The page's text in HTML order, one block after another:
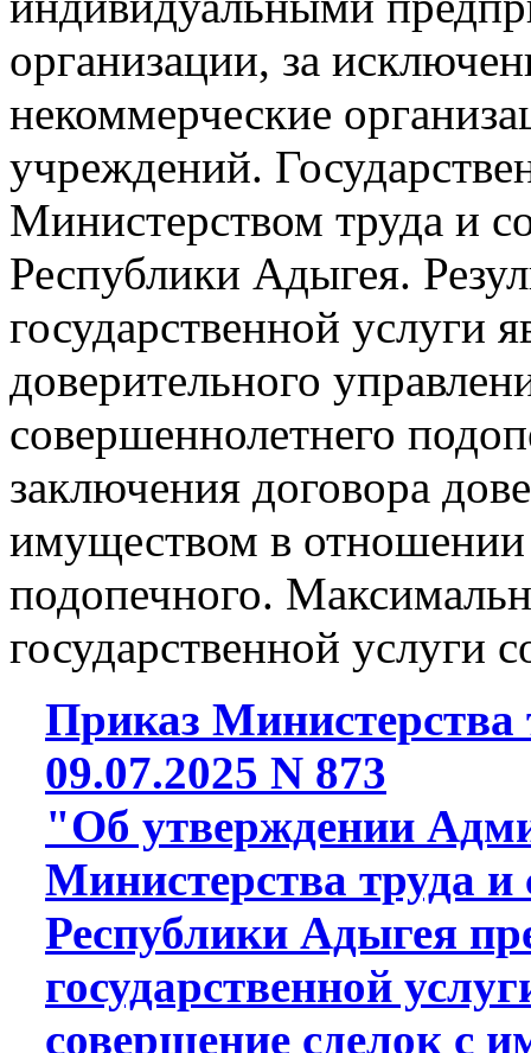
организации, за
некоммерческие
учреждений.
Министерством труда и
Республики Адыгея.
государственной услуги
доверительного
совершеннолетнего
заключения договора
имуществом в отношении
подопечного.
государственной услуги
Приказ Министерства
09.07.2025 N 873
"Об утверждении
Министерства труда и
Республики Адыгея
государственной
совершение сделок с